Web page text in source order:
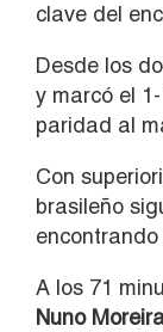
clave del
Desde los
y marcó el
paridad al
Con
brasileño
A los 71
Nuno